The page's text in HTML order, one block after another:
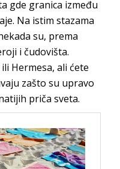
gde granica između
Na istim stazama
su, prema
i čudovišta.
Hermesa, ali ćete
zašto su upravo
priča sveta.